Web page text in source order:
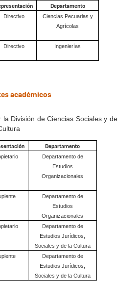
Departamento
Directivo
Ciencias Pecuarias y
Agrícolas
Directivo Ingenierías
académicos
la División de Ciencias Sociales y de
Departamento
Departamento de
Estudios
Organizacionales
Departamento de
Estudios
Organizacionales
Departamento de
Estudios Jurídicos,
Sociales y de la Cultura
Departamento de
Estudios Jurídicos,
Sociales y de la Cultura